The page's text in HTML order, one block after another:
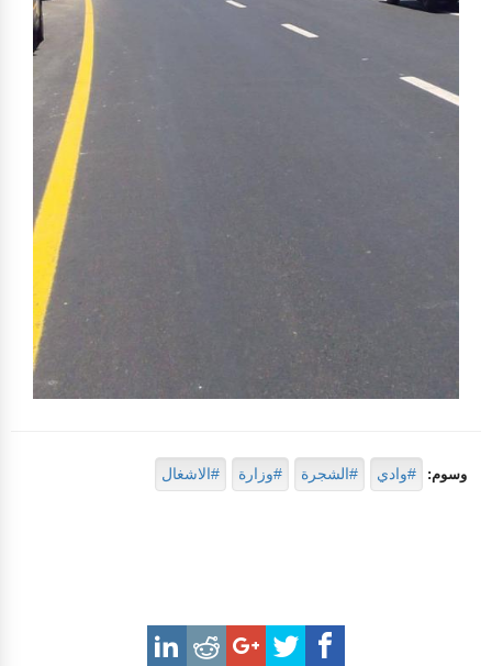
وسوم: #وادي #الشجرة #وزارة #الاشغال